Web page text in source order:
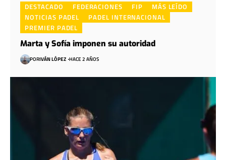
DESTACADO FEDERACIONES FIP
MÁS LEÍDO
NOTICIAS PADEL
PADEL INTERNACIONAL
PREMIER PADEL
Marta y Sofía imponen su autoridad
PORIVÁN LÓPEZ HACE 2 AÑOS